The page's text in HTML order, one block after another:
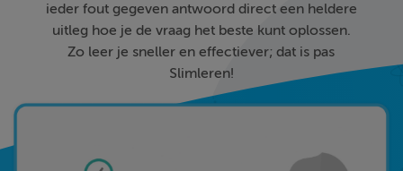
ieder fout gegeven antwoord direct een heldere
uitleg hoe je de vraag het beste kunt oplossen.
Zo leer je sneller en effectiever; dat is pas
Slimleren!